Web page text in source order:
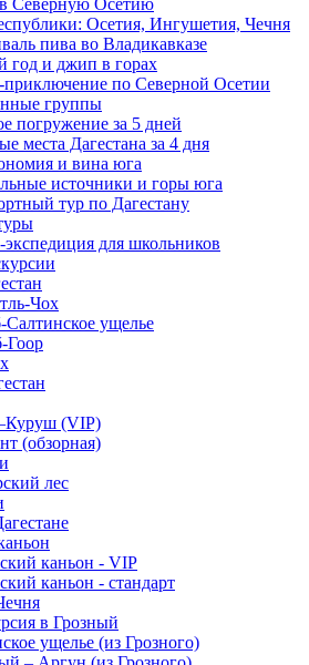
Северную Осетию
Осетия, Ингушетия, Чечня
пива во Владикавказе
год и джип в горах
по Северной Осетии
группы
погружение за 5 дней
места Дагестана за 4 дня
и вина юга
источники и горы юга
тур по Дагестану
для школьников
Чох
Салтинское ущелье
Гоор
(VIP)
(обзорная)
лес
каньон - VIP
каньон - стандарт
в Грозный
ущелье (из Грозного)